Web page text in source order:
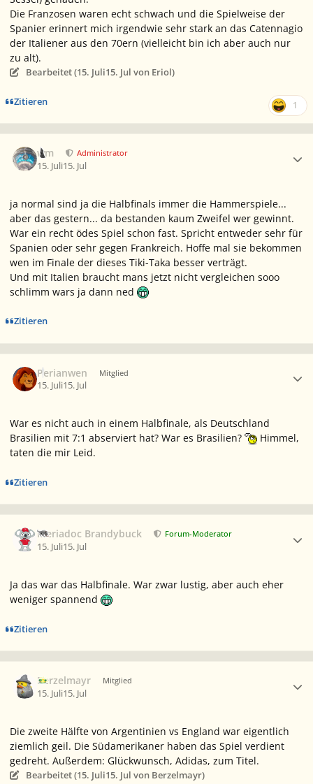
Die Franzosen waren echt schwach und die Spielweise der
Spanier erinnert mich irgendwie sehr stark an das Catennagio
der Italiener aus den 70ern (vielleicht bin ich aber auch nur
zu alt).
Bearbeitet (15. Juli15. Jul von Eriol)
Zitieren 1
wm Administrator
15. Juli15. Jul
ja normal sind ja die Halbfinals immer die Hammerspiele...
aber das gestern... da bestanden kaum Zweifel wer gewinnt.
War ein recht ödes Spiel schon fast. Spricht entweder sehr für
Spanien oder sehr gegen Frankreich. Hoffe mal sie bekommen
wen im Finale der dieses Tiki-Taka besser verträgt.
Und mit Italien braucht mans jetzt nicht vergleichen sooo
schlimm wars ja dann ned
Zitieren
Perianwen Mitglied
15. Juli15. Jul
War es nicht auch in einem Halbfinale, als Deutschland
Brasilien mit 7:1 abserviert hat? War es Brasilien?
Himmel,
taten die mir Leid.
Zitieren
Meriadoc Brandybuck Forum-Moderator
15. Juli15. Jul
Ja das war das Halbfinale. War zwar lustig, aber auch eher
weniger spannend
Zitieren
Berzelmayr Mitglied
15. Juli15. Jul
Die zweite Hälfte von Argentinien vs England war eigentlich
ziemlich geil. Die Südamerikaner haben das Spiel verdient
gedreht. Außerdem: Glückwunsch, Adidas, zum Titel.
Bearbeitet (15. Juli15. Jul von Berzelmayr)